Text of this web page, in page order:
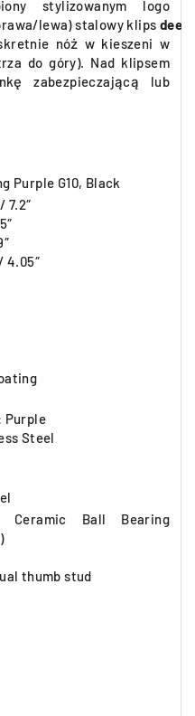
stylizowanym logo
lewa) stalowy klips deep
nóż w kieszeni w
do góry). Nad klipsem
zabezpieczającą lub
Purple G10, Black
7.2″
4.05″
Purple
Steel
Ceramic Ball Bearing
thumb stud